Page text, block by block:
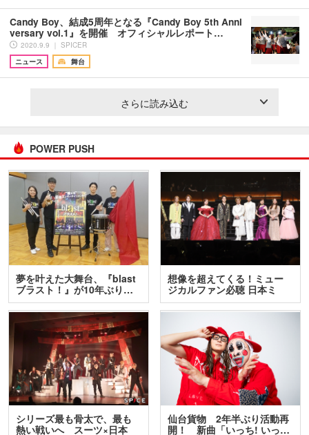
Candy Boy、結成5周年となる『Candy Boy 5th Anni
versary vol.1』を開催 オフィシャルレポート…
2020.9.9 ｜ SPICER
ニュース
舞台
さらに読み込む
POWER PUSH
夢を叶えた大舞台、『blast
ブラスト！』が10年ぶり…
想像を超えてくる！ミュー
ジカルファン必聴 日本ミ
ュ…
シリーズ最も骨太で、最も
熱い戦いへ スーツ×日本
仙台貨物 2年半ぶり活動再
開！ 新曲「いっち! いっ…